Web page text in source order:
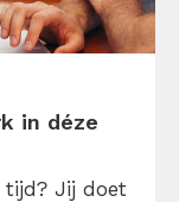
in déze
tijd? Jij doet